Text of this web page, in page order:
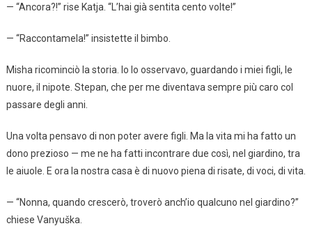
— “Ancora?!” rise Katja. “L’hai già sentita cento volte!”
— “Raccontamela!” insistette il bimbo.
Misha ricominciò la storia. Io lo osservavo, guardando i miei figli, le
nuore, il nipote. Stepan, che per me diventava sempre più caro col
passare degli anni.
Una volta pensavo di non poter avere figli. Ma la vita mi ha fatto un
dono prezioso — me ne ha fatti incontrare due così, nel giardino, tra
le aiuole. E ora la nostra casa è di nuovo piena di risate, di voci, di vita.
— “Nonna, quando crescerò, troverò anch’io qualcuno nel giardino?”
chiese Vanyuška.